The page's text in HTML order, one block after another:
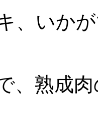
、いか
、熟成